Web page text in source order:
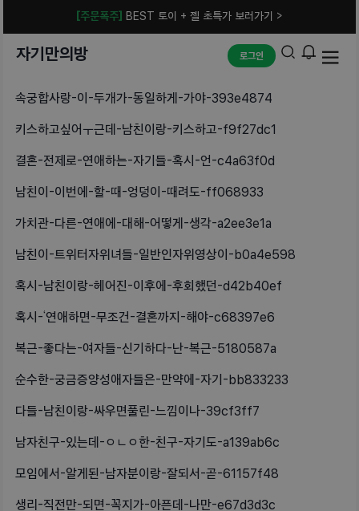
[주문폭주] BEST 토이 + 젤 초특가 보러가기 >
자기만의방 로그인
속궁합사랑-이-두개가-동일하게-가야-393e4874
키스하고싶어ㅜ근데-남친이랑-키스하고-f9f27dc1
결혼-전제로-연애하는-자기들-혹시-언-c4a63f0d
남친이-이번에-할-때-엉덩이-때려도-ff068933
가치관-다른-연애에-대해-어떻게-생각-a2ee3e1a
남친이-트위터자위녀들-일반인자위영상이-b0a4e598
혹시-남친이랑-헤어진-이후에-후회했던-d42b40ef
혹시-‘연애하면-무조건-결혼까지-해야-c68397e6
복근-좋다는-여자들-신기하다-난-복근-5180587a
순수한-궁금증양성애자들은-만약에-자기-bb833233
다들-남친이랑-싸우면풀린-느낌이나-39cf3ff7
남자친구-있는데-ㅇㄴㅇ한-친구-자기도-a139ab6c
모임에서-알게된-남자분이랑-잘되서-곧-61157f48
생리-직전만-되면-꼭지가-아픈데-나만-e67d3d3c